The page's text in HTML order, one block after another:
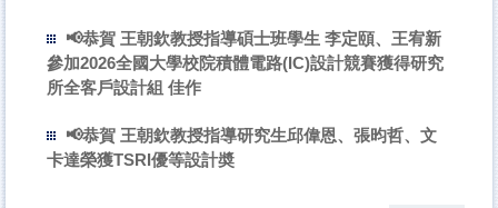
📢恭賀 王朝欽教授指導碩士班學生 李定頤、王宥新
參加2026全國大學校院積體電路(IC)設計競賽獲得研究
所全客戶設計組 佳作
📢恭賀 王朝欽教授指導研究生邱偉恩、張昀哲、文
卡達榮獲TSRI優等設計奬